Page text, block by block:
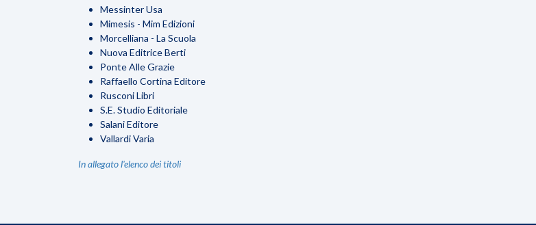
Messinter Usa
Mimesis - Mim Edizioni
Morcelliana - La Scuola
Nuova Editrice Berti
Ponte Alle Grazie
Raffaello Cortina Editore
Rusconi Libri
S.E. Studio Editoriale
Salani Editore
Vallardi Varia
In allegato l'elenco dei titoli